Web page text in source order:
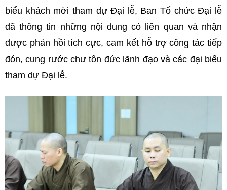
biểu khách mời tham dự Đại lễ, Ban Tổ chức Đại lễ
đã thông tin những nội dung có liên quan và nhận
được phản hồi tích cực, cam kết hỗ trợ công tác tiếp
đón, cung rước chư tôn đức lãnh đạo và các đại biểu
tham dự Đại lễ.